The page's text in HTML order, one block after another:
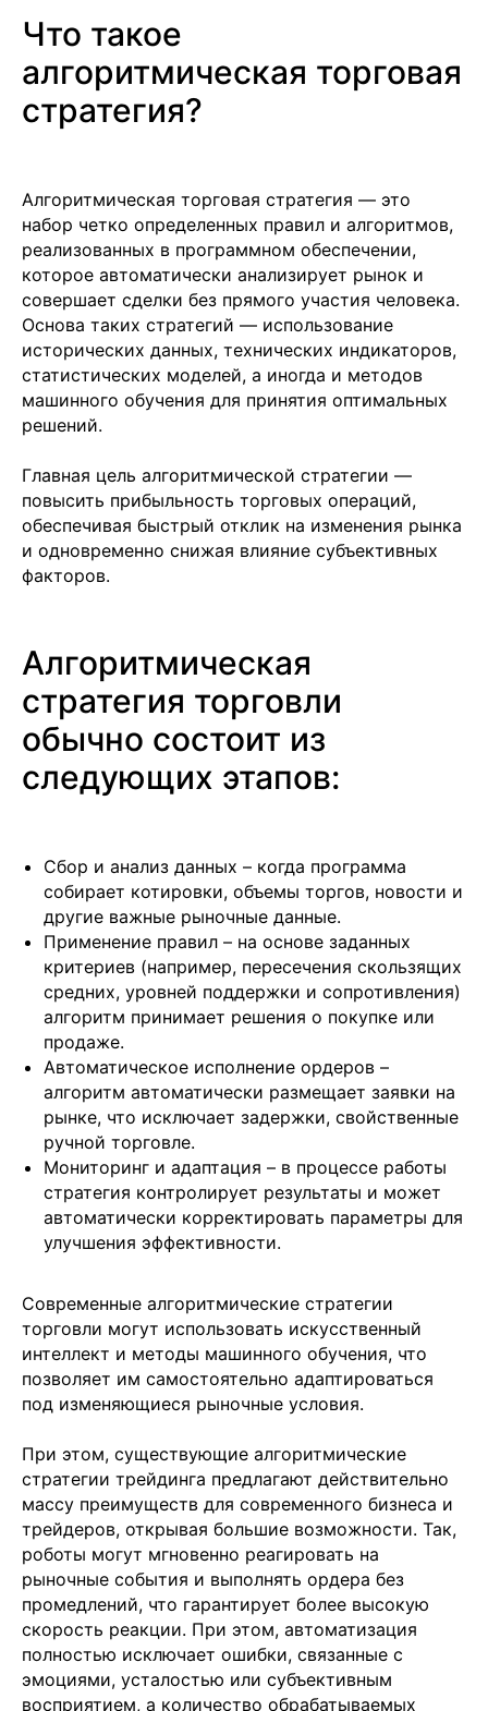
Что такое
алгоритмическая торговая
стратегия?
Алгоритмическая торговая стратегия — это
набор четко определенных правил и алгоритмов,
реализованных в программном обеспечении,
которое автоматически анализирует рынок и
совершает сделки без прямого участия человека.
Основа таких стратегий — использование
исторических данных, технических индикаторов,
статистических моделей, а иногда и методов
машинного обучения для принятия оптимальных
решений.
Главная цель алгоритмической стратегии —
повысить прибыльность торговых операций,
обеспечивая быстрый отклик на изменения рынка
и одновременно снижая влияние субъективных
факторов.
Алгоритмическая
стратегия торговли
обычно состоит из
следующих этапов:
Сбор и анализ данных – когда программа
собирает котировки, объемы торгов, новости и
другие важные рыночные данные.
Применение правил – на основе заданных
критериев (например, пересечения скользящих
средних, уровней поддержки и сопротивления)
алгоритм принимает решения о покупке или
продаже.
Автоматическое исполнение ордеров –
алгоритм автоматически размещает заявки на
рынке, что исключает задержки, свойственные
ручной торговле.
Мониторинг и адаптация – в процессе работы
стратегия контролирует результаты и может
автоматически корректировать параметры для
улучшения эффективности.
Современные алгоритмические стратегии
торговли могут использовать искусственный
интеллект и методы машинного обучения, что
позволяет им самостоятельно адаптироваться
под изменяющиеся рыночные условия.
При этом, существующие алгоритмические
стратегии трейдинга предлагают действительно
массу преимуществ для современного бизнеса и
трейдеров, открывая большие возможности. Так,
роботы могут мгновенно реагировать на
рыночные события и выполнять ордера без
промедлений, что гарантирует более высокую
скорость реакции. При этом, автоматизация
полностью исключает ошибки, связанные с
эмоциями, усталостью или субъективным
восприятием, а количество обрабатываемых